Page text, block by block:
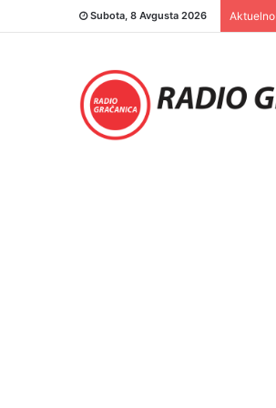
Subota, 8 Avgusta 2026 Aktuelno